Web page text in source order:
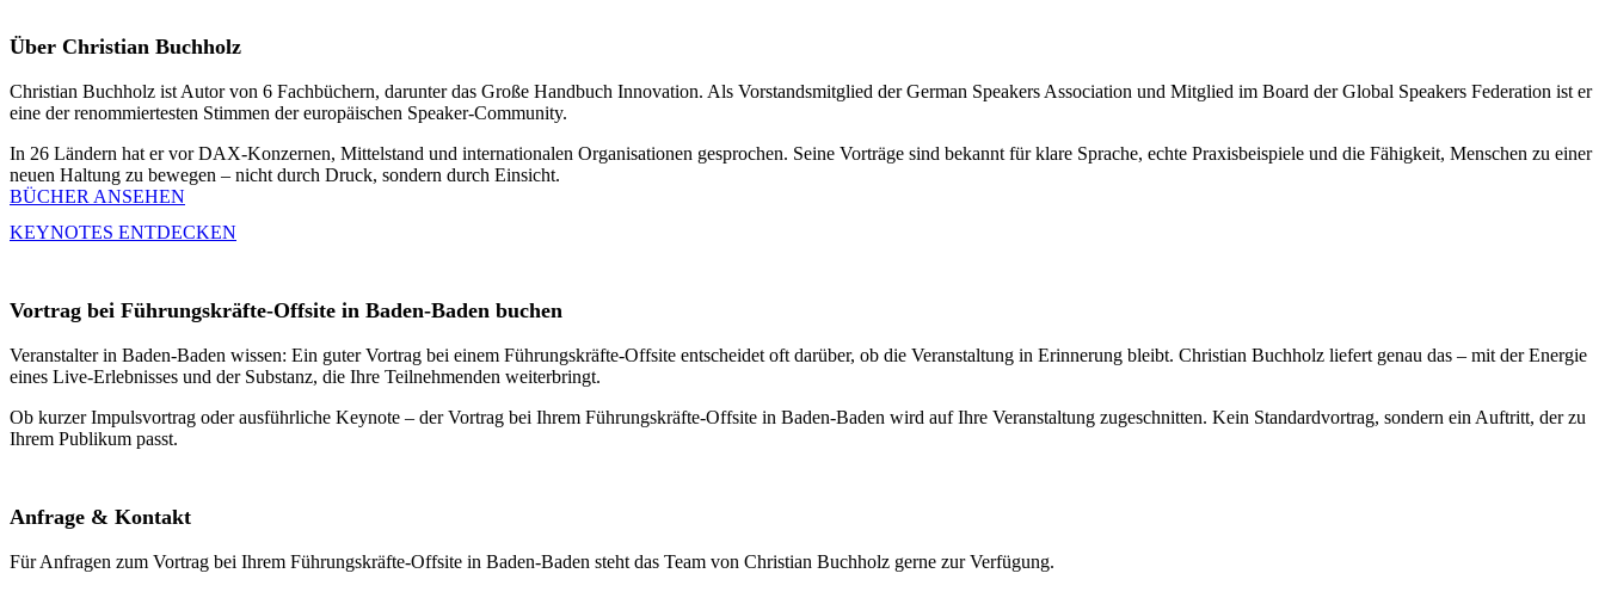
Über Christian Buchholz
Christian Buchholz ist Autor von 6 Fachbüchern, darunter das Große Handbuch Innovation. Als Vorstandsmitglied der German Speakers Association und Mitglied im Board der Global Speakers Federation ist er
eine der renommiertesten Stimmen der europäischen Speaker-Community.
In 26 Ländern hat er vor DAX-Konzernen, Mittelstand und internationalen Organisationen gesprochen. Seine Vorträge sind bekannt für klare Sprache, echte Praxisbeispiele und die Fähigkeit, Menschen zu einer
neuen Haltung zu bewegen – nicht durch Druck, sondern durch Einsicht.
BÜCHER ANSEHEN
KEYNOTES ENTDECKEN
Vortrag bei Führungskräfte-Offsite in Baden-Baden buchen
Veranstalter in Baden-Baden wissen: Ein guter Vortrag bei einem Führungskräfte-Offsite entscheidet oft darüber, ob die Veranstaltung in Erinnerung bleibt. Christian Buchholz liefert genau das – mit der Energie
eines Live-Erlebnisses und der Substanz, die Ihre Teilnehmenden weiterbringt.
Ob kurzer Impulsvortrag oder ausführliche Keynote – der Vortrag bei Ihrem Führungskräfte-Offsite in Baden-Baden wird auf Ihre Veranstaltung zugeschnitten. Kein Standardvortrag, sondern ein Auftritt, der zu
Ihrem Publikum passt.
Anfrage & Kontakt
Für Anfragen zum Vortrag bei Ihrem Führungskräfte-Offsite in Baden-Baden steht das Team von Christian Buchholz gerne zur Verfügung.